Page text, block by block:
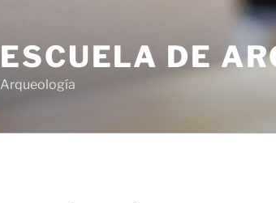
ESCUELA DE
Arqueología